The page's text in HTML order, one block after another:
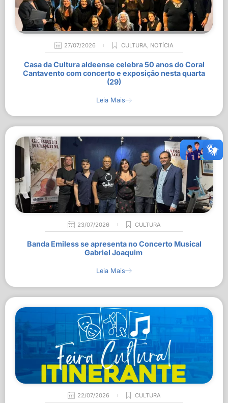
27/07/2026 CULTURA, NOTÍCIA
Casa da Cultura aldeense celebra 50 anos do Coral
Cantavento com concerto e exposição nesta quarta
(29)
Leia Mais
23/07/2026 CULTURA
Banda Emiless se apresenta no Concerto Musical
Gabriel Joaquim
Leia Mais
22/07/2026 CULTURA